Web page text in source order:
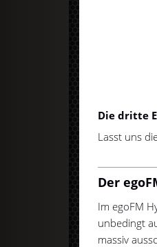
Die dritte
Lasst uns
Der
Im egoFM
unbedingt
massiv